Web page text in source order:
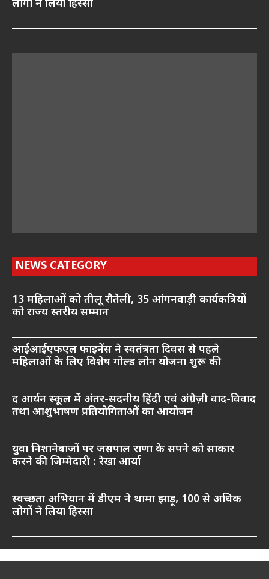
लोगों ने लिया हिस्सा
NEWS CATEGORY
13 महिलाओं को तीलू रौतेली, 35 आंगनवाड़ी कार्यकत्रियों
को राज्य स्तरीय सम्मान
आईआईएफएल फाइनेंस ने स्वतंत्रता दिवस से पहले
महिलाओं के लिए विशेष गोल्ड लोन योजना शुरू की
द आर्यन स्कूल में अंतर-सदनीय हिंदी एवं अंग्रेज़ी वाद-विवाद
तथा आशुभाषण प्रतियोगिताओं का आयोजन
युवा निशानेबाजों पर जसपाल राणा के सपने को साकार
करने की जिम्मेदारी : रेखा आर्या
स्वच्छता अभियान में डीएम ने थामा झाड़ू, 100 से अधिक
लोगों ने लिया हिस्सा